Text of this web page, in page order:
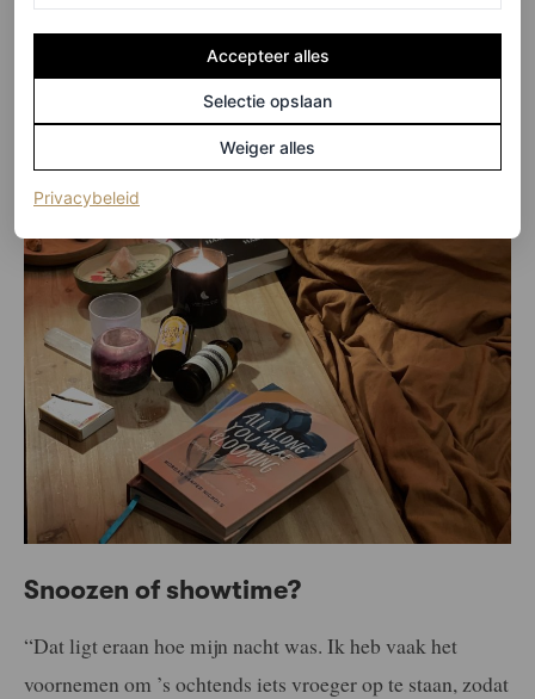
Snoozen of showtime?
“Dat ligt eraan hoe mijn nacht was. Ik heb vaak het
voornemen om ’s ochtends iets vroeger op te staan, zodat
Accepteer alles
Selectie opslaan
Weiger alles
Privacybeleid